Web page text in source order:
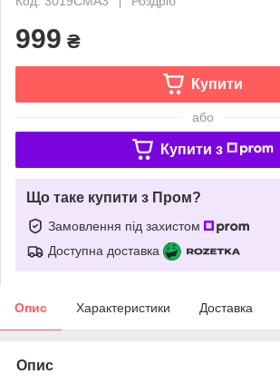
999 ₴
Купити
або
Купити з
Що таке купити з Пром?
Замовлення під захистом
Доступна доставка
Опис Характеристики Доставка
Опис